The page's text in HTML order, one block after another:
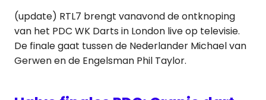
(update) RTL7 brengt vanavond de ontknoping
van het PDC WK Darts in London live op televisie.
De finale gaat tussen de Nederlander Michael van
Gerwen en de Engelsman Phil Taylor.